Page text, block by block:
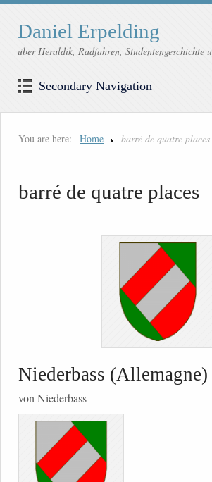
Daniel Erpelding
über Heraldik, Radfahren, Studentengeschichte
Secondary Navigation
You are here: Home barré de quatre places
barré de quatre places
Niederbass (Allemagne)
von Niederbass